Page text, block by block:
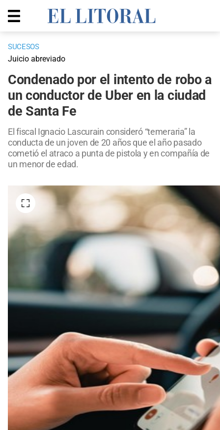
SUCESOS
Juicio abreviado
Condenado por el intento de robo a
un conductor de Uber en la ciudad
de Santa Fe
El fiscal Ignacio Lascurain consideró “temeraria” la
conducta de un joven de 20 años que el año pasado
cometió el atraco a punta de pistola y en compañía de
un menor de edad.